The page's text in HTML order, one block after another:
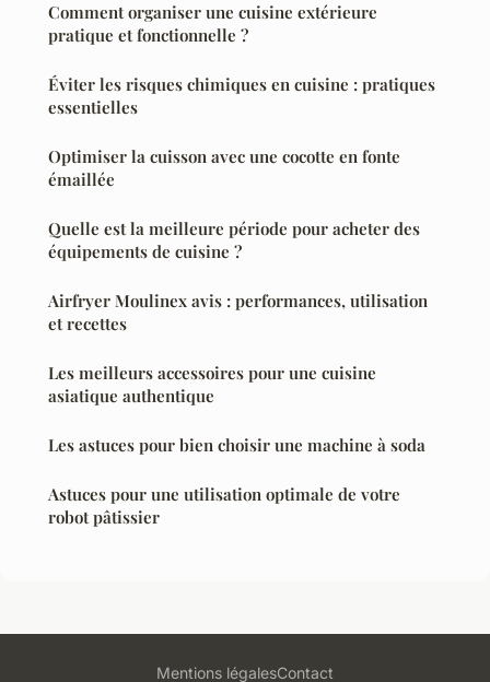
Comment organiser une cuisine extérieure
pratique et fonctionnelle ?
Éviter les risques chimiques en cuisine : pratiques
essentielles
Optimiser la cuisson avec une cocotte en fonte
émaillée
Quelle est la meilleure période pour acheter des
équipements de cuisine ?
Airfryer Moulinex avis : performances, utilisation
et recettes
Les meilleurs accessoires pour une cuisine
asiatique authentique
Les astuces pour bien choisir une machine à soda
Astuces pour une utilisation optimale de votre
robot pâtissier
Mentions légalesContact